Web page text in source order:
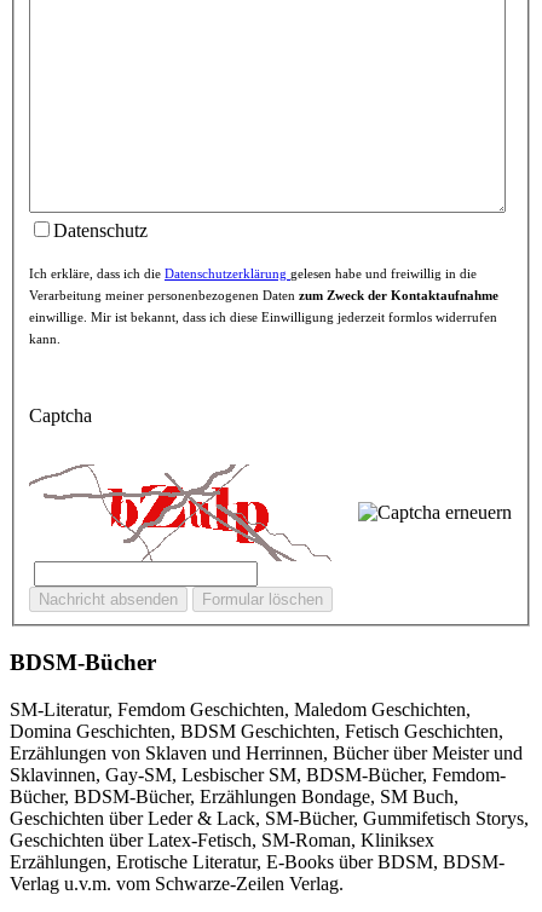
Datenschutz
Ich erkläre, dass ich die Datenschutzerklärung gelesen habe und freiwillig in die
Verarbeitung meiner personenbezogenen Daten zum Zweck der Kontaktaufnahme
einwillige. Mir ist bekannt, dass ich diese Einwilligung jederzeit formlos widerrufen
kann.
Captcha
BDSM-Bücher
SM-Literatur, Femdom Geschichten, Maledom Geschichten,
Domina Geschichten, BDSM Geschichten, Fetisch Geschichten,
Erzählungen von Sklaven und Herrinnen, Bücher über Meister und
Sklavinnen, Gay-SM, Lesbischer SM, BDSM-Bücher, Femdom-
Bücher, BDSM-Bücher, Erzählungen Bondage, SM Buch,
Geschichten über Leder & Lack, SM-Bücher, Gummifetisch Storys,
Geschichten über Latex-Fetisch, SM-Roman, Kliniksex
Erzählungen, Erotische Literatur, E-Books über BDSM, BDSM-
Verlag u.v.m. vom Schwarze-Zeilen Verlag.